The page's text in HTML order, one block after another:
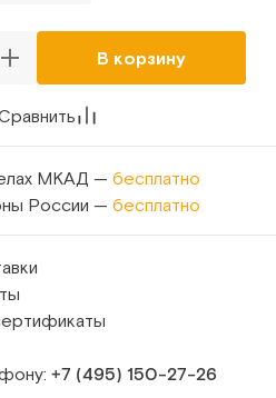
В корзину
МКАД — бесплатно
России — бесплатно
+7 (495) 150‑27‑26